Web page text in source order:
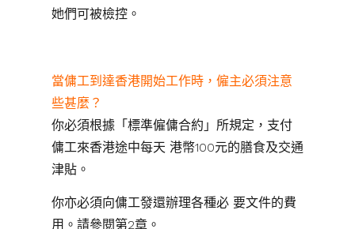
她們可被檢控。
當傭工到達香港開始工作時，僱主必須注意
些甚麼？
你必須根據「標準僱傭合約」所規定，支付
傭工來香港途中每天 港幣100元的膳食及交通
津貼。
你亦必須向傭工發還辦理各種必 要文件的費
用。請參閱第2章。